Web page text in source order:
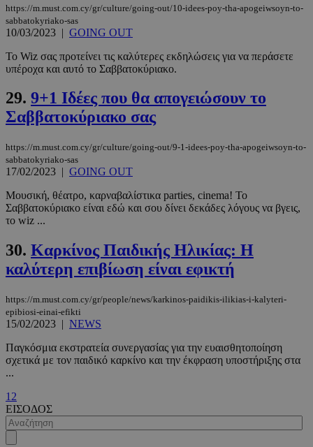
https://m.must.com.cy/gr/culture/going-out/10-idees-poy-tha-apogeiwsoyn-to-
sabbatokyriako-sas
10/03/2023 | GOING OUT
Το Wiz σας προτείνει τις καλύτερες εκδηλώσεις για να περάσετε
υπέροχα και αυτό το Σαββατοκύριακο.
29. 9+1 Iδέες που θα απογειώσουν το
Σαββατοκύριακο σας
https://m.must.com.cy/gr/culture/going-out/9-1-idees-poy-tha-apogeiwsoyn-to-
sabbatokyriako-sas
17/02/2023 | GOING OUT
Μουσική, θέατρο, καρναβαλίστικα parties, cinema! Το
Σαββατοκύριακο είναι εδώ και σου δίνει δεκάδες λόγους να βγεις,
το wiz ...
30. Καρκίνος Παιδικής Ηλικίας: Η
καλύτερη επιβίωση είναι εφικτή
https://m.must.com.cy/gr/people/news/karkinos-paidikis-ilikias-i-kalyteri-
epibiosi-einai-efikti
15/02/2023 | NEWS
Παγκόσμια εκστρατεία συνεργασίας για την ευαισθητοποίηση
σχετικά με τον παιδικό καρκίνο και την έκφραση υποστήριξης στα
...
1 2
ΕΙΣΟΔΟΣ
PHPSESSID
PHP.net